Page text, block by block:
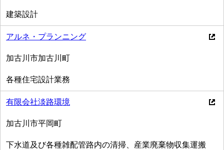
建築設計
アルネ・プランニング
加古川市加古川町
各種住宅設計業務
有限会社淡路環境
加古川市平岡町
下水道及び各種雑配管路内の清掃、産業廃棄物収集運搬